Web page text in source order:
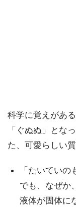
科学に覚えがあ
「ぐぬぬ」とな
た、可愛らしい
「たいていの
でも、なぜか
液体が固体に